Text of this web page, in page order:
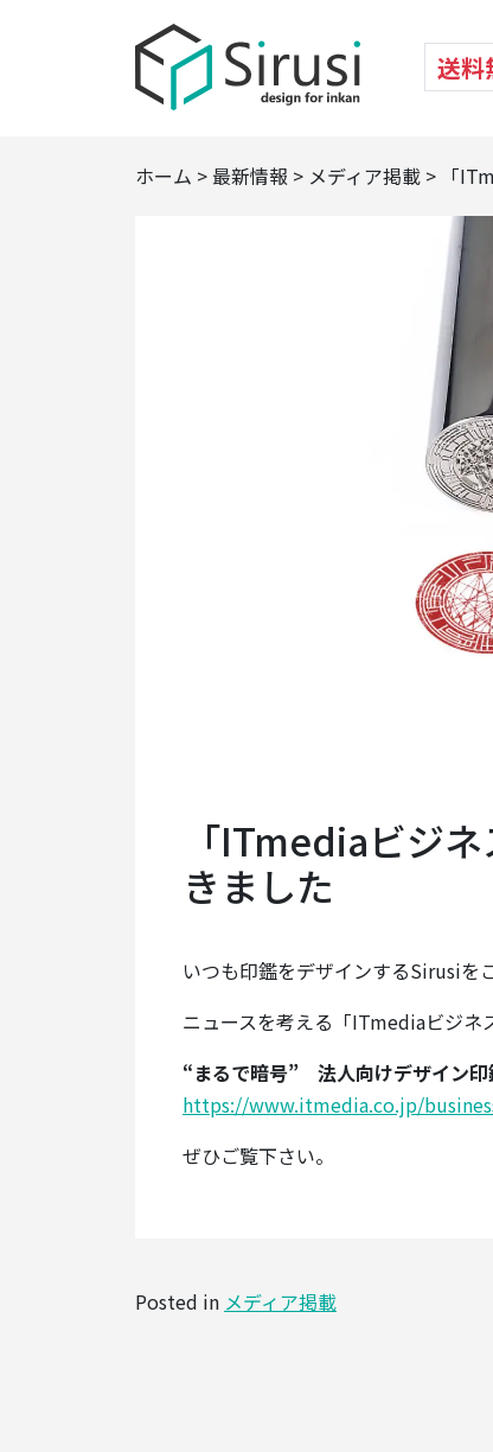
送料
ホーム >最新情報 > メディア掲載 > 「
「ITmediaビジ
きました
いつも印鑑をデザインするSirusiを
ニュースを考える「ITmediaビジネ
“まるで暗号” 法人向けデザイン
https://www.itmedia.co.jp/
ぜひご覧下さい。
Posted in メディア掲載